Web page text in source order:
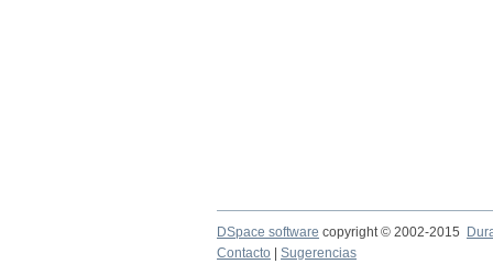
DSpace software copyright © 2002-2015
Contacto
Sugerencias